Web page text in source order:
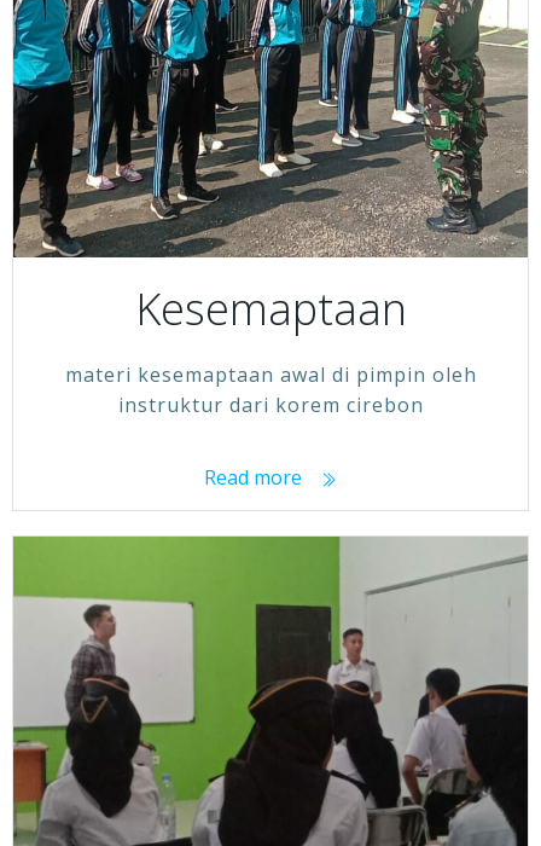
Kesemaptaan
materi kesemaptaan awal di pimpin oleh
instruktur dari korem cirebon
Read more